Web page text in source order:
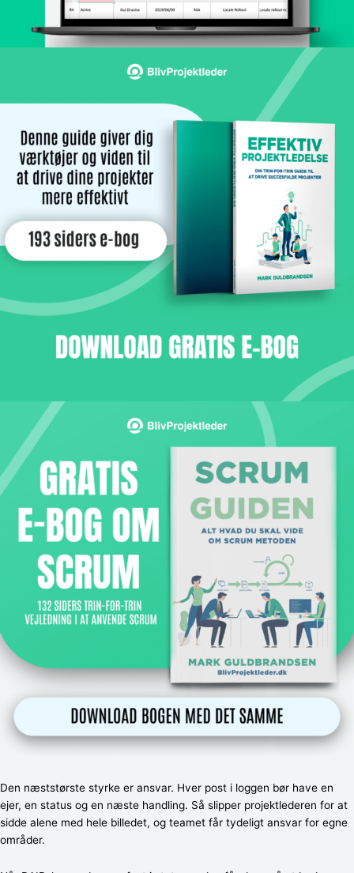
Den næststørste styrke er ansvar. Hver post i loggen bør have en
ejer, en status og en næste handling. Så slipper projektlederen for at
sidde alene med hele billedet, og teamet får tydeligt ansvar for egne
områder.